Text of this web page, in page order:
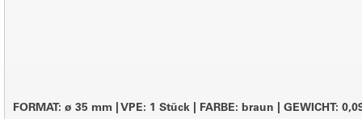
FORMAT: ø 35 mm VPE: 1 Stück FARBE: braun GEWICHT: